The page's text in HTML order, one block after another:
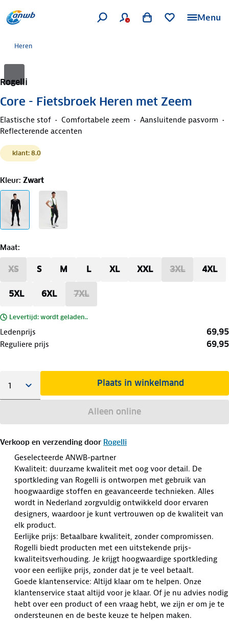
Menu
Heren
Rogelli
Core - Fietsbroek Heren met Zeem
Elastische stof Comfortabele zeem
Aansluitende pasvorm
Reflecterende accenten
klant: 8.0
Kleur: Zwart
Maat:
XS S M L XL XXL 3XL 4XL
5XL 6XL 7XL
Levertijd: wordt geladen..
Ledenprijs 69,95
Reguliere prijs 69,95
Plaats in winkelmand
Alleen online
Verkoop en verzending door Rogelli
Geselecteerde ANWB-partner
Kwaliteit: duurzame kwaliteit met oog voor detail. De
sportkleding van Rogelli is ontworpen met gebruik van
hoogwaardige stoffen en geavanceerde technieken. Alles
wordt in Nederland zorgvuldig ontwikkeld door ervaren
designers, waardoor je kunt vertrouwen op de kwaliteit van
elk product.
Eerlijke prijs: Betaalbare kwaliteit, zonder compromissen.
Rogelli biedt producten met een uitstekende prijs-
kwaliteitsverhouding. Je krijgt hoogwaardige sportkleding
voor een eerlijke prijs, zonder dat je te veel betaalt.
Goede klantenservice: Altijd klaar om te helpen. Onze
klantenservice staat altijd voor je klaar. Of je nu advies nodig
hebt over een product of een vraag hebt, we zijn er om je te
ondersteunen en de beste keuze te helpen maken.